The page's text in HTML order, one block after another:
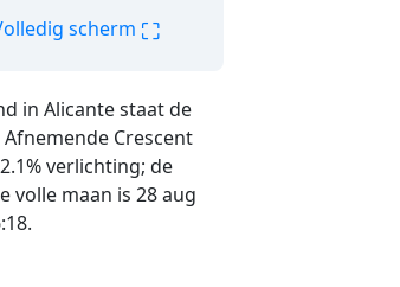
in Alicante staat de
Crescent
verlichting; de
volle maan is 28 aug
scherm ⛶